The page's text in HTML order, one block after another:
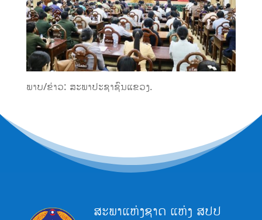
ພາບ/ຂ່າວ: ສະພາປະຊາຊົນແຂວງ.
ສະພາແຫ່ງຊາດ ແຫ່ງ ສປປ